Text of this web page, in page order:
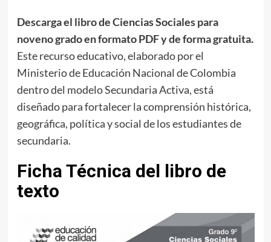
Descarga el libro de Ciencias Sociales para
noveno grado en formato PDF y de forma gratuita.
Este recurso educativo, elaborado por el
Ministerio de Educación Nacional de Colombia
dentro del modelo Secundaria Activa, está
diseñado para fortalecer la comprensión histórica,
geográfica, política y social de los estudiantes de
secundaria.
Ficha Técnica del libro de
texto